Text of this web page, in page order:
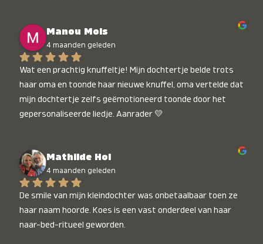
Manou Mols
4 maanden geleden
Wat een prachtig knuffeltje! Mijn dochtertje belde trots
haar oma en toonde haar nieuwe knuffel, oma vertelde dat
mijn dochtertje zelfs geëmotioneerd toonde door het
gepersonaliseerde liedje. Aanrader 💛
Mathilde Hol
4 maanden geleden
De smile van mijn kleindochter was onbetaalbaar toen ze
haar naam hoorde. Koes is een vast onderdeel van haar
naar-bed-ritueel geworden.